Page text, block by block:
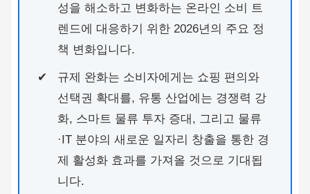
성을 해소하고 변화하는 온라인 소비 트
렌드에 대응하기 위한 2026년의 주요 정
책 변화입니다.
규제 완화는 소비자에게는 쇼핑 편의와
선택권 확대를, 유통 산업에는 경쟁력 강
화, 스마트 물류 투자 증대, 그리고 물류
·IT 분야의 새로운 일자리 창출을 통한 경
제 활성화 효과를 가져올 것으로 기대됩
니다.